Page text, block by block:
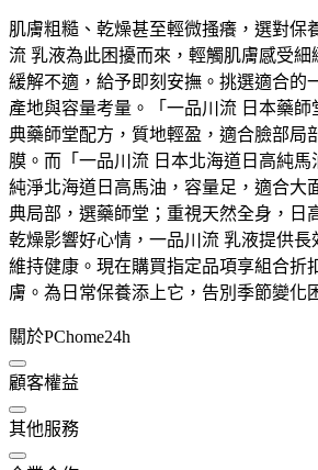
肌膚粗糙、乾燥甚至輕微搔癢，選對保
流 乳液為此困擾而來，輕觸肌膚感受細
緩解不適，給予即刻安撫。挑選適合的
產地與容量考量。「一品川流 日本藥師
典藥師堂配方，質地輕盈，適合臉部局
膜。而「一品川流 日本北海道日高純馬
純淨北海道日高馬油，容量足，適合大
典局部，選藥師堂；重視天然全身，日
乾燥影響好心情，一品川流 乳液提供長
維持健康。現在購買指定品項享組合折
膚。為日常保養添上它，告別季節變化
關於PChome24h
顧客權益
其他服務